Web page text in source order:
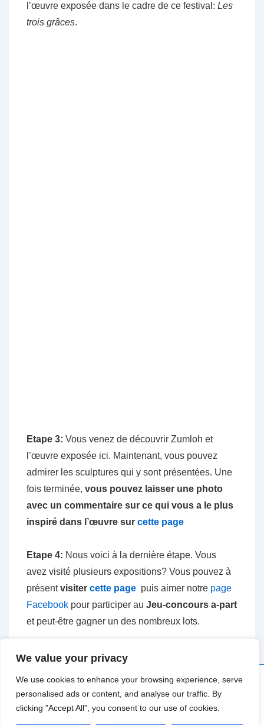
We value your privacy
We use cookies to enhance your browsing experience, serve
personalised ads or content, and analyse our traffic. By
clicking "Accept All", you consent to our use of cookies.
l’œuvre exposée dans le cadre de ce festival: Les
trois grâces.
Etape 3: Vous venez de découvrir Zumloh et
l’œuvre exposée ici. Maintenant, vous pouvez
admirer les sculptures qui y sont présentées. Une
fois terminée, vous pouvez laisser une photo
avec un commentaire sur ce qui vous a le plus
inspiré dans l’œuvre sur cette page
Etape 4: Nous voici à la dernière étape. Vous
avez visité plusieurs expositions? Vous pouvez à
présentvisiter cette page puis aimer notre page
Facebook pour participer au Jeu-concours a-part
et peut-être gagner un des nombreux lots.
Festival A-Part. Toutes les images sont
soumises aux droits de leurs auteurs respectifs.| Powered by